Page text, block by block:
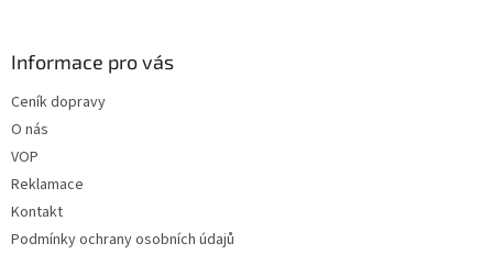
Informace pro vás
Ceník dopravy
O nás
VOP
Reklamace
Kontakt
Podmínky ochrany osobních údajů